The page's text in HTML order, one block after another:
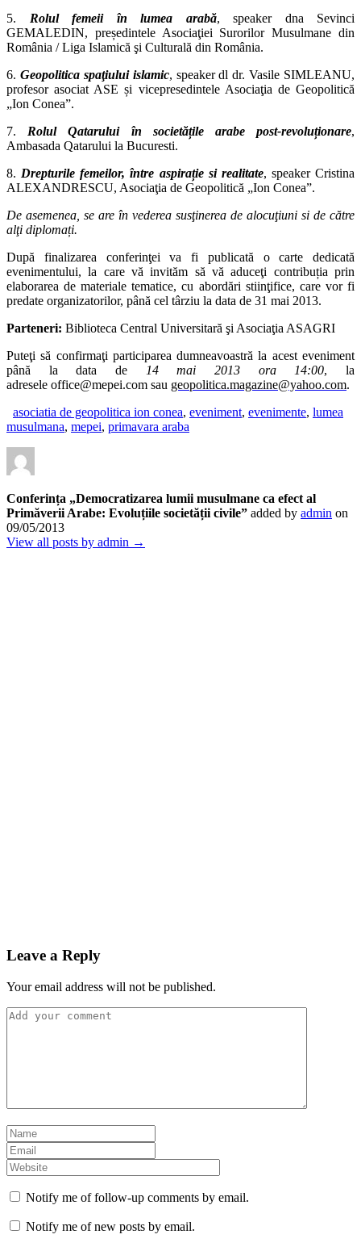
5. Rolul femeii în lumea arabă, speaker dna Sevinci
GEMALEDIN, președintele Asociaţiei Surorilor Musulmane din
România / Liga Islamică şi Culturală din România.
6. Geopolitica spaţiului islamic, speaker dl dr. Vasile SIMLEANU,
profesor asociat ASE și vicepresedintele Asociaţia de Geopolitică
„Ion Conea”.
7. Rolul Qatarului în societățile arabe post-revoluționare,
Ambasada Qatarului la Bucuresti.
8. Drepturile femeilor, între aspirație si realitate, speaker Cristina
ALEXANDRESCU, Asociaţia de Geopolitică „Ion Conea”.
De asemenea, se are în vederea susţinerea de alocuţiuni si de către
alţi diplomați.
După finalizarea conferinţei va fi publicată o carte dedicată
evenimentului, la care vă invităm să vă aduceţi contribuția prin
elaborarea de materiale tematice, cu abordări stiinţifice, care vor fi
predate organizatorilor, până cel târziu la data de 31 mai 2013.
Parteneri: Biblioteca Central Universitară şi Asociaţia ASAGRI
Puteţi să confirmaţi participareadumneavoastră la acest eveniment
până la data de
14 mai 2013 ora 14:00, la
adresele office@mepei.com sau geopolitica.magazine@yahoo.com.
asociatia de geopolitica ion conea, eveniment, evenimente, lumea
musulmana, mepei, primavara araba
Conferința „Democratizarea lumii musulmane ca efect al
Primăverii Arabe: Evoluțiile societății civile” added by admin on
09/05/2013
View all posts by admin →
Leave a Reply
Your email address will not be published.
Notify me of follow-up comments by email.
Notify me of new posts by email.